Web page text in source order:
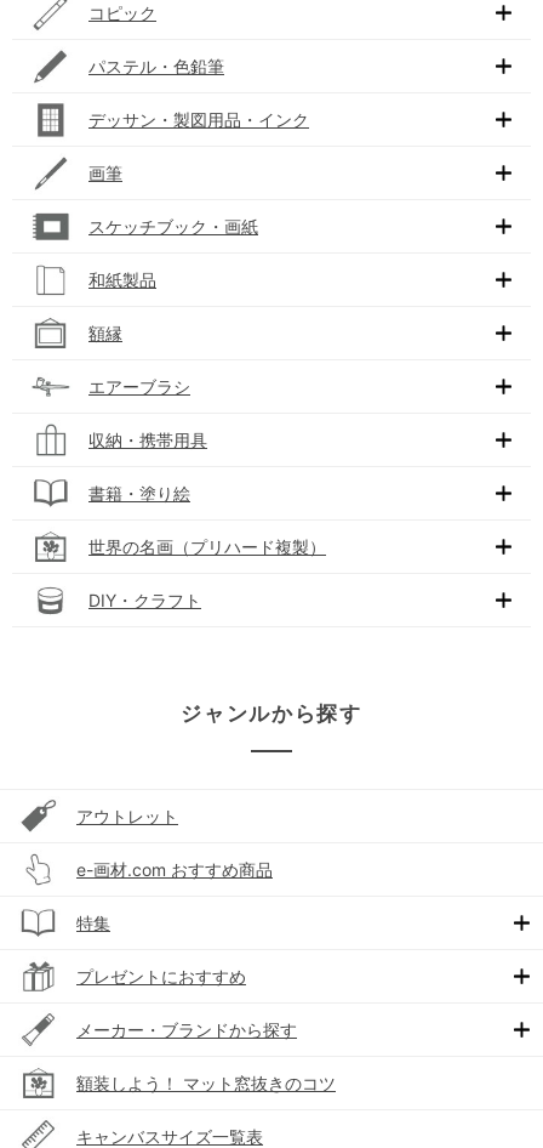
コピック
パステル・色鉛筆
デッサン・製図用品・インク
画筆
スケッチブック・画紙
和紙製品
額縁
エアーブラシ
収納・携帯用具
書籍・塗り絵
世界の名画（プリハード複製）
DIY・クラフト
ジャンルから探す
アウトレット
e-画材.com おすすめ商品
特集
プレゼントにおすすめ
メーカー・ブランドから探す
額装しよう！ マット窓抜きのコツ
キャンバスサイズ一覧表